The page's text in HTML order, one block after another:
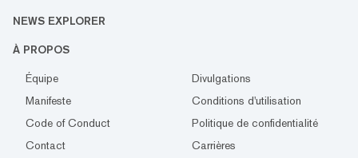
NEWS EXPLORER
À PROPOS
Équipe
Divulgations
Manifeste
Conditions d'utilisation
Code of Conduct
Politique de confidentialité
Contact
Carrières